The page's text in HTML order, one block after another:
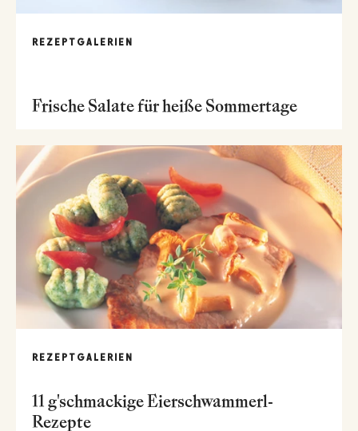
REZEPTGALERIEN
Frische Salate für heiße Sommertage
REZEPTGALERIEN
11 g'schmackige Eierschwammerl-
Rezepte